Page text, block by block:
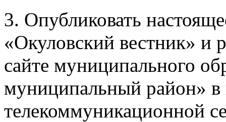
3. Опубликовать
«Окуловский вестник» и
сайте муниципального
муниципальный район»
телекоммуникационной